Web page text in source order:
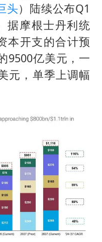
头）陆续公布Q1
据摩根士丹利统
本开支的合计预
9500亿美元，一
元，单季上调幅